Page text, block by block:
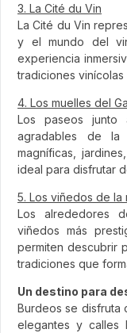
3. La Cité du Vin
La Cité du Vin
y el mundo del
experiencia
tradiciones vinícolas
4. Los muelles del
Los paseos
agradables de la
magníficas,
ideal para disfrutar
5. Los viñedos de la
Los alrededores
viñedos más
permiten descubrir
tradiciones que
Un destino para
Burdeos se disfruta
elegantes y calles